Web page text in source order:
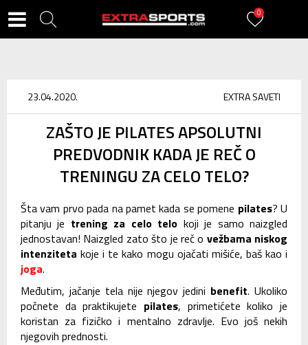
0
EXTRA SAVETI
23.04.2020.
ZAŠTO JE PILATES APSOLUTNI
PREDVODNIK KADA JE REČ O
TRENINGU ZA CELO TELO?
Šta vam prvo pada na pamet kada se pomene pilates? U
pitanju je trening za celo telo koji je samo naizgled
jednostavan! Naizgled zato što je reč o vežbama niskog
intenziteta koje i te kako mogu ojačati mišiće, baš kao i
joga.
Međutim, jačanje tela nije njegov jedini benefit. Ukoliko
počnete da praktikujete pilates, primetićete koliko je
koristan za fizičko i mentalno zdravlje. Evo još nekih
njegovih prednosti.